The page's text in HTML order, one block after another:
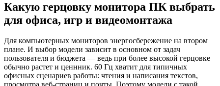
Какую герцовку монитора ПК выбрать
для офиса, игр и видеомонтажа
Для компьютерных мониторов энергосбережение на втором
плане. И выбор модели зависит в основном от задач
пользователя и бюджета — ведь при более высокой герцовке
обычно растет и ценнник. 60 Гц хватит для типичных
офисных сценариев работы: чтения и написания текстов,